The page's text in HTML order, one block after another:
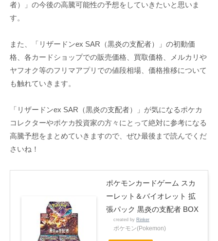
者）」の今後の高騰可能性の予想をしていきたいと思いま
す。
また、「リザードンex SAR（黒炎の支配者）」の初動価
格、各カードショップでの販売価格、買取価格、メルカリや
ヤフオク等のフリマアプリでの値段相場、価格推移について
も触れていきます。
「リザードンex SAR（黒炎の支配者）」が気になるポケカ
コレクターやポケカ投資家の方々にとって絶対に参考になる
高騰予想をまとめていきますので、ぜひ最後まで読んでくだ
さいね！
ポケモンカードゲーム スカ
ーレット＆バイオレット 拡
張パック 黒炎の支配者 BOX
created by Rinker
ポケモン(Pokemon)